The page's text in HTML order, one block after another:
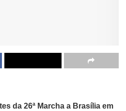
da 26ª Marcha a Brasília em